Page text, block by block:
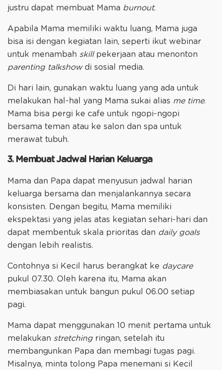
justru dapat membuat Mama burnout.
Apabila Mama memiliki waktu luang, Mama juga
bisa isi dengan kegiatan lain, seperti ikut webinar
untuk menambah skill pekerjaan atau menonton
parenting talkshowdi sosial media.
Di hari lain, gunakan waktu luang yang ada untuk
melakukan hal-hal yang Mama sukai alias me time.
Mama bisa pergi ke cafe untuk ngopi-ngopi
bersama teman atau ke salon dan spa untuk
merawat tubuh.
3. Membuat Jadwal Harian Keluarga
Mama dan Papa dapat menyusun jadwal harian
keluarga bersama dan menjalankannya secara
konsisten. Dengan begitu, Mama memiliki
ekspektasi yang jelas atas kegiatan sehari-hari dan
dapat membentuk skala prioritas dan daily goals
dengan lebih realistis.
Contohnya si Kecil harus berangkat ke daycare
pukul 07.30. Oleh karena itu, Mama akan
membiasakan untuk bangun pukul 06.00 setiap
pagi.
Mama dapat menggunakan 10 menit pertama untuk
melakukan stretching ringan, setelah itu
membangunkan Papa dan membagi tugas pagi.
Misalnya, minta tolong Papa menemani si Kecil